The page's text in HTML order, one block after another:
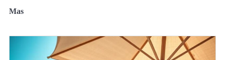
Mas